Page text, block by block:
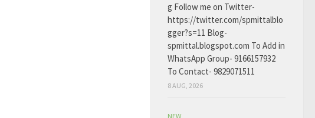
g Follow me on Twitter-
https://twitter.com/spmittalblo
gger?s=11 Blog-
spmittal.blogspot.com To Add in
WhatsApp Group- 9166157932
To Contact- 9829071511
8 AUG, 2026
NEW